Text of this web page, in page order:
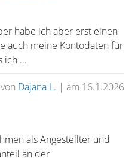
habe ich aber erst einen
auch meine Kontodaten für
ich ...
von Dajana L. | am 16.1.2026
als Angestellter und
an der